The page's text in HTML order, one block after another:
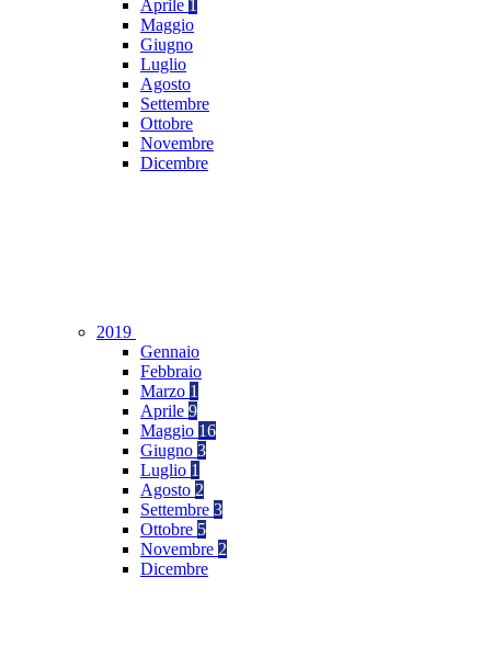
Aprile 1
Maggio
Giugno
Luglio
Agosto
Settembre
Ottobre
Novembre
Dicembre
2019
Gennaio
Febbraio
Marzo 1
Aprile 9
Maggio 16
Giugno 3
Luglio 1
Agosto 2
Settembre 3
Ottobre 5
Novembre 2
Dicembre